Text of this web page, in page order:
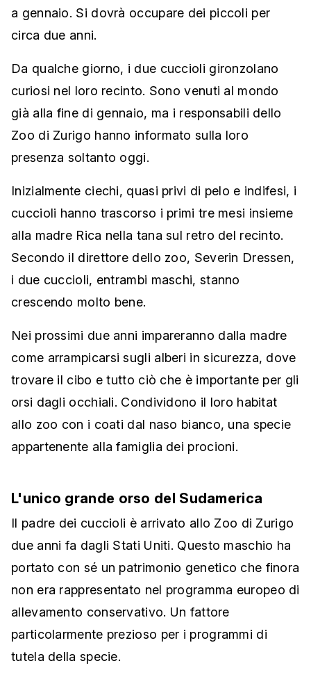
a gennaio. Si dovrà occupare dei piccoli per
circa due anni.
Da qualche giorno, i due cuccioli gironzolano
curiosi nel loro recinto. Sono venuti al mondo
già alla fine di gennaio, ma i responsabili dello
Zoo di Zurigo hanno informato sulla loro
presenza soltanto oggi.
Inizialmente ciechi, quasi privi di pelo e indifesi, i
cuccioli hanno trascorso i primi tre mesi insieme
alla madre Rica nella tana sul retro del recinto.
Secondo il direttore dello zoo, Severin Dressen,
i due cuccioli, entrambi maschi, stanno
crescendo molto bene.
Nei prossimi due anni impareranno dalla madre
come arrampicarsi sugli alberi in sicurezza, dove
trovare il cibo e tutto ciò che è importante per gli
orsi dagli occhiali. Condividono il loro habitat
allo zoo con i coati dal naso bianco, una specie
appartenente alla famiglia dei procioni.
L'unico grande orso del Sudamerica
Il padre dei cuccioli è arrivato allo Zoo di Zurigo
due anni fa dagli Stati Uniti. Questo maschio ha
portato con sé un patrimonio genetico che finora
non era rappresentato nel programma europeo di
allevamento conservativo. Un fattore
particolarmente prezioso per i programmi di
tutela della specie.